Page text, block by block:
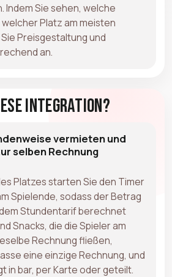
Indem Sie sehen, welche
Platz am meisten
Preisgestaltung und
an.
Integration?
vermieten und
selben Rechnung
Platzes starten Sie den Timer
Spielende, sodass der Betrag
Stundentarif berechnet
Snacks, die die Spieler am
Rechnung fließen,
eine einzige Rechnung, und
in bar, per Karte oder geteilt.